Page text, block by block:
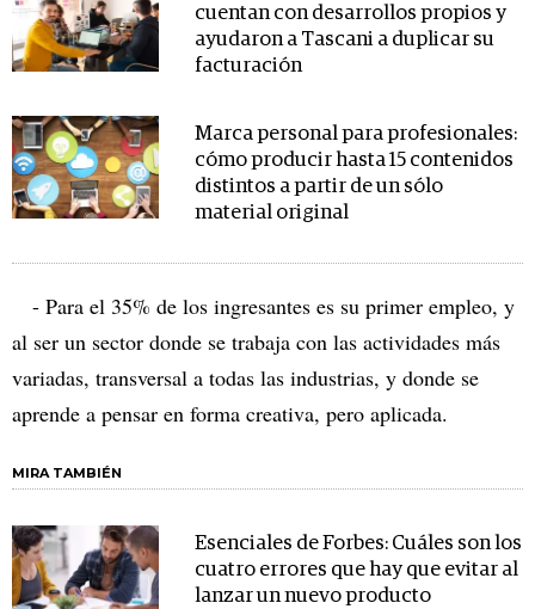
cuentan con desarrollos propios y
ayudaron a Tascani a duplicar su
facturación
Marca personal para profesionales:
cómo producir hasta 15 contenidos
distintos a partir de un sólo
material original
- Para el 35% de los ingresantes es su primer empleo, y
al ser un sector donde se trabaja con las actividades más
variadas, transversal a todas las industrias, y donde se
aprende a pensar en forma creativa, pero aplicada.
MIRA TAMBIÉN
Esenciales de Forbes: Cuáles son los
cuatro errores que hay que evitar al
lanzar un nuevo producto